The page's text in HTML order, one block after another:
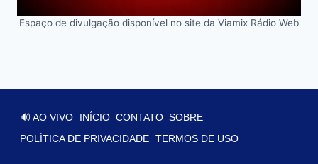
Espaço de divulgação disponível no site da Viamix Rádio Web
🔊 AO VIVO INÍCIO CONTATO SOBRE
POLÍTICA DE PRIVACIDADE TERMOS DE USO